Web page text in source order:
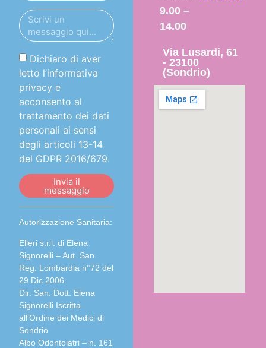
Dichiaro di aver
letto l’informativa
privacy e
acconsento al
trattamento dei dati
personali ai sensi
degli articoli 13-14
del GDPR 2016/679.
Invia il
messaggio
Autorizzazione Sanitaria:
Elleri s.r.l. di Elena
Signorelli – Aut. San.
Reg. Lombardia n°72 del
29 Dic 2006.
Dir. San. Dott. Elena
Signorelli Iscritta
all’Ordine dei Medici di
Sondrio
Albo Odontoiatri – n. 161
9.00 –
14.00
Via Lusardi, 61
- 23100
(Sondrio)